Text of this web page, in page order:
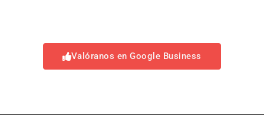
Valóranos en Google Business